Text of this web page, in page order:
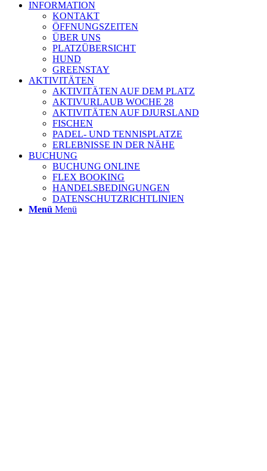
INFORMATION
KONTAKT
ÖFFNUNGSZEITEN
ÜBER UNS
PLATZÜBERSICHT
HUND
GREENSTAY
AKTIVITÄTEN
AKTIVITÄTEN AUF DEM PLATZ
AKTIVURLAUB WOCHE 28
AKTIVITÄTEN AUF DJURSLAND
FISCHEN
PADEL- UND TENNISPLATZE
ERLEBNISSE IN DER NÄHE
BUCHUNG
BUCHUNG ONLINE
FLEX BOOKING
HANDELSBEDINGUNGEN
DATENSCHUTZRICHTLINIEN
Menü Menü